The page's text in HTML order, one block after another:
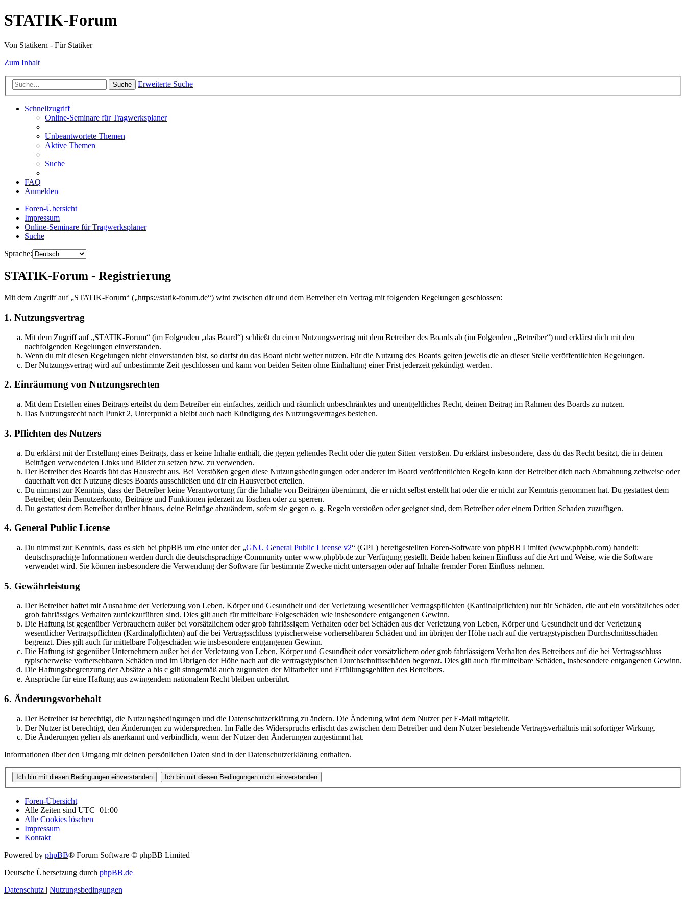
STATIK-Forum
Von Statikern - Für Statiker
Zum Inhalt
Suche Erweiterte Suche
Schnellzugriff
Online-Seminare für Tragwerksplaner
Unbeantwortete Themen
Aktive Themen
Suche
FAQ
Anmelden
Foren-Übersicht
Impressum
Online-Seminare für Tragwerksplaner
Suche
Sprache:
STATIK-Forum - Registrierung
Mit dem Zugriff auf „STATIK-Forum“ („https://statik-forum.de“) wird zwischen dir und dem Betreiber ein Vertrag mit folgenden Regelungen geschlossen:
1. Nutzungsvertrag
Mit dem Zugriff auf „STATIK-Forum“ (im Folgenden „das Board“) schließt du einen Nutzungsvertrag mit dem Betreiber des Boards ab (im Folgenden „Betreiber“) und erklärst dich mit den
nachfolgenden Regelungen einverstanden.
Wenn du mit diesen Regelungen nicht einverstanden bist, so darfst du das Board nicht weiter nutzen. Für die Nutzung des Boards gelten jeweils die an dieser Stelle veröffentlichten Regelungen.
Der Nutzungsvertrag wird auf unbestimmte Zeit geschlossen und kann von beiden Seiten ohne Einhaltung einer Frist jederzeit gekündigt werden.
2. Einräumung von Nutzungsrechten
Mit dem Erstellen eines Beitrags erteilst du dem Betreiber ein einfaches, zeitlich und räumlich unbeschränktes und unentgeltliches Recht, deinen Beitrag im Rahmen des Boards zu nutzen.
Das Nutzungsrecht nach Punkt 2, Unterpunkt a bleibt auch nach Kündigung des Nutzungsvertrages bestehen.
3. Pflichten des Nutzers
Du erklärst mit der Erstellung eines Beitrags, dass er keine Inhalte enthält, die gegen geltendes Recht oder die guten Sitten verstoßen. Du erklärst insbesondere, dass du das Recht besitzt, die in deinen
Beiträgen verwendeten Links und Bilder zu setzen bzw. zu verwenden.
Der Betreiber des Boards übt das Hausrecht aus. Bei Verstößen gegen diese Nutzungsbedingungen oder anderer im Board veröffentlichten Regeln kann der Betreiber dich nach Abmahnung zeitweise oder
dauerhaft von der Nutzung dieses Boards ausschließen und dir ein Hausverbot erteilen.
Du nimmst zur Kenntnis, dass der Betreiber keine Verantwortung für die Inhalte von Beiträgen übernimmt, die er nicht selbst erstellt hat oder die er nicht zur Kenntnis genommen hat. Du gestattest dem
Betreiber, dein Benutzerkonto, Beiträge und Funktionen jederzeit zu löschen oder zu sperren.
Du gestattest dem Betreiber darüber hinaus, deine Beiträge abzuändern, sofern sie gegen o. g. Regeln verstoßen oder geeignet sind, dem Betreiber oder einem Dritten Schaden zuzufügen.
4. General Public License
Du nimmst zur Kenntnis, dass es sich bei phpBB um eine unter der „GNU General Public License v2“ (GPL) bereitgestellten Foren-Software von phpBB Limited (www.phpbb.com) handelt;
deutschsprachige Informationen werden durch die deutschsprachige Community unter www.phpbb.de zur Verfügung gestellt. Beide haben keinen Einfluss auf die Art und Weise, wie die Software
verwendet wird. Sie können insbesondere die Verwendung der Software für bestimmte Zwecke nicht untersagen oder auf Inhalte fremder Foren Einfluss nehmen.
5. Gewährleistung
Der Betreiber haftet mit Ausnahme der Verletzung von Leben, Körper und Gesundheit und der Verletzung wesentlicher Vertragspflichten (Kardinalpflichten) nur für Schäden, die auf ein vorsätzliches oder
grob fahrlässiges Verhalten zurückzuführen sind. Dies gilt auch für mittelbare Folgeschäden wie insbesondere entgangenen Gewinn.
Die Haftung ist gegenüber Verbrauchern außer bei vorsätzlichem oder grob fahrlässigem Verhalten oder bei Schäden aus der Verletzung von Leben, Körper und Gesundheit und der Verletzung
wesentlicher Vertragspflichten (Kardinalpflichten) auf die bei Vertragsschluss typischerweise vorhersehbaren Schäden und im übrigen der Höhe nach auf die vertragstypischen Durchschnittsschäden
begrenzt. Dies gilt auch für mittelbare Folgeschäden wie insbesondere entgangenen Gewinn.
Die Haftung ist gegenüber Unternehmern außer bei der Verletzung von Leben, Körper und Gesundheit oder vorsätzlichem oder grob fahrlässigem Verhalten des Betreibers auf die bei Vertragsschluss
typischerweise vorhersehbaren Schäden und im Übrigen der Höhe nach auf die vertragstypischen Durchschnittsschäden begrenzt. Dies gilt auch für mittelbare Schäden, insbesondere entgangenen Gewinn.
Die Haftungsbegrenzung der Absätze a bis c gilt sinngemäß auch zugunsten der Mitarbeiter und Erfüllungsgehilfen des Betreibers.
Ansprüche für eine Haftung aus zwingendem nationalem Recht bleiben unberührt.
6. Änderungsvorbehalt
Der Betreiber ist berechtigt, die Nutzungsbedingungen und die Datenschutzerklärung zu ändern. Die Änderung wird dem Nutzer per E-Mail mitgeteilt.
Der Nutzer ist berechtigt, den Änderungen zu widersprechen. Im Falle des Widerspruchs erlischt das zwischen dem Betreiber und dem Nutzer bestehende Vertragsverhältnis mit sofortiger Wirkung.
Die Änderungen gelten als anerkannt und verbindlich, wenn der Nutzer den Änderungen zugestimmt hat.
Informationen über den Umgang mit deinen persönlichen Daten sind in der Datenschutzerklärung enthalten.
Foren-Übersicht
Alle Zeiten sind UTC+01:00
Alle Cookies löschen
Impressum
Kontakt
Powered by phpBB® Forum Software © phpBB Limited
Deutsche Übersetzung durch phpBB.de
Datenschutz | Nutzungsbedingungen